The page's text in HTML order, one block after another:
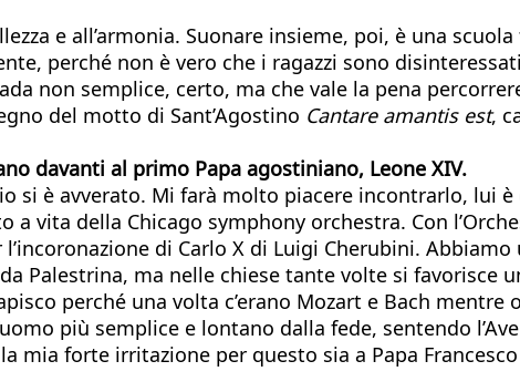
e all’armonia. Suonare insieme, poi, è una
perché non è vero che i ragazzi sono
non semplice, certo, ma che vale la pena
del motto di Sant’Agostino Cantare amantis est,
davanti al primo Papa agostiniano, Leone XIV.
si è avverato. Mi farà molto piacere incontrarlo, lui
vita della Chicago symphony orchestra. Con
di Carlo X di Luigi Cherubini.
Palestrina, ma nelle chiese tante volte si favorisce
perché una volta c’erano Mozart e Bach mentre
più semplice e lontano dalla fede, sentendo
forte irritazione per questo sia a Papa